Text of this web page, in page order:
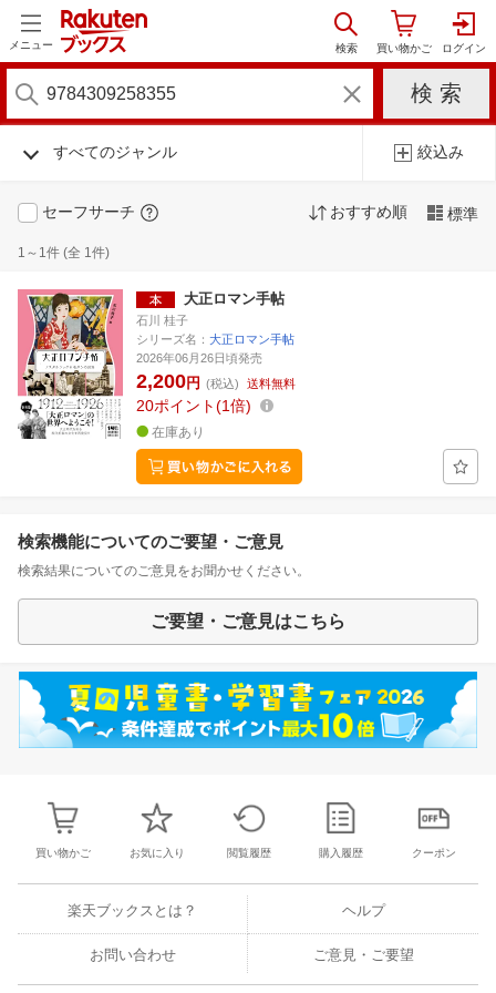
メニュー
すべてのジャンル 絞込み
セーフサーチ おすすめ順 標準
1～1件 (全 1件)
大正ロマン手帖
石川 桂子
シリーズ名： 大正ロマン手帖
2026年06月26日頃発売
2,200円 (税込) 送料無料
20ポイント 1倍
在庫あり
検索機能についてのご要望・ご意見
検索結果についてのご意見をお聞かせください。
ご要望・ご意見はこちら
買い物かご お気に入り 閲覧履歴 購入履歴 クーポン
楽天ブックスとは？ ヘルプ
お問い合わせ ご意見・ご要望